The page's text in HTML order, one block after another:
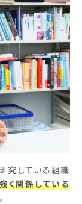
究している組織
く関係している